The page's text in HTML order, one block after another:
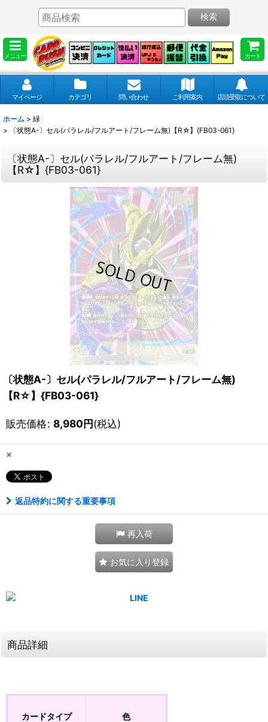
メニュー カート
検索
マイページ カテゴリ 問い合わせ ご利用案内 店頭受取について
ホーム > 緑
>
〔状態A-〕セル(パラレル/フルアート/フレーム無)【R☆】{FB03-061}
〔状態A-〕セル(パラレル/フルアート/フレーム無)
【R☆】{FB03-061}
〔状態A-〕セル(パラレル/フルアート/フレーム無)
【R☆】{FB03-061}
販売価格: 8,980円(税込)
×
返品特約に関する重要事項
再入荷
お気に入り登録
商品詳細
カードタイプ 色